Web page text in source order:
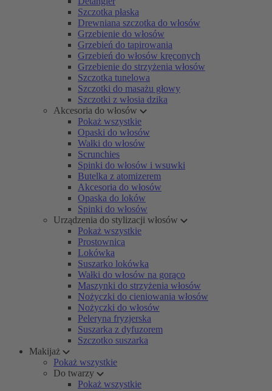
Szczotka płaska
Drewniana szczotka do włosów
Grzebienie do włosów
Grzebień do tapirowania
Grzebień do włosów kręconych
Grzebienie do strzyżenia włosów
Szczotka tunelowa
Szczotki do masażu głowy
Szczotki z włosia dzika
Akcesoria do włosów
Pokaż wszystkie
Opaski do włosów
Wałki do włosów
Scrunchies
Spinki do włosów i wsuwki
Butelka z atomizerem
Akcesoria do włosów
Opaska do loków
Spinki do włosów
Urządzenia do stylizacji włosów
Pokaż wszystkie
Prostownica
Lokówka
Suszarko lokówka
Wałki do włosów na gorąco
Maszynki do strzyżenia włosów
Nożyczki do cieniowania włosów
Nożyczki do włosów
Peleryna fryzjerska
Suszarka z dyfuzorem
Szczotko suszarka
Makijaż
Pokaż wszystkie
Do twarzy
Pokaż wszystkie